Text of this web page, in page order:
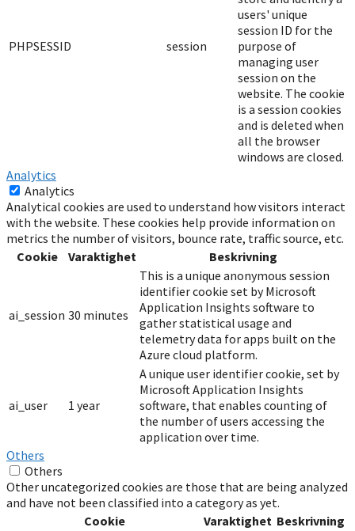
PHPSESSID session
users' unique
session ID for the
purpose of
managing user
session on the
website. The cookie
is a session cookies
and is deleted when
all the browser
windows are closed.
Analytics
Analytics
Analytical cookies are used to understand how visitors interact
with the website. These cookies help provide information on
metrics the number of visitors, bounce rate, traffic source, etc.
Cookie
Varaktighet Beskrivning
ai_session 30 minutes
This is a unique anonymous session
identifier cookie set by Microsoft
Application Insights software to
gather statistical usage and
telemetry data for apps built on the
Azure cloud platform.
ai_user 1 year
A unique user identifier cookie, set by
Microsoft Application Insights
software, that enables counting of
the number of users accessing the
application over time.
Others
Others
Other uncategorized cookies are those that are being analyzed
and have not been classified into a category as yet.
Cookie
Varaktighet Beskrivning